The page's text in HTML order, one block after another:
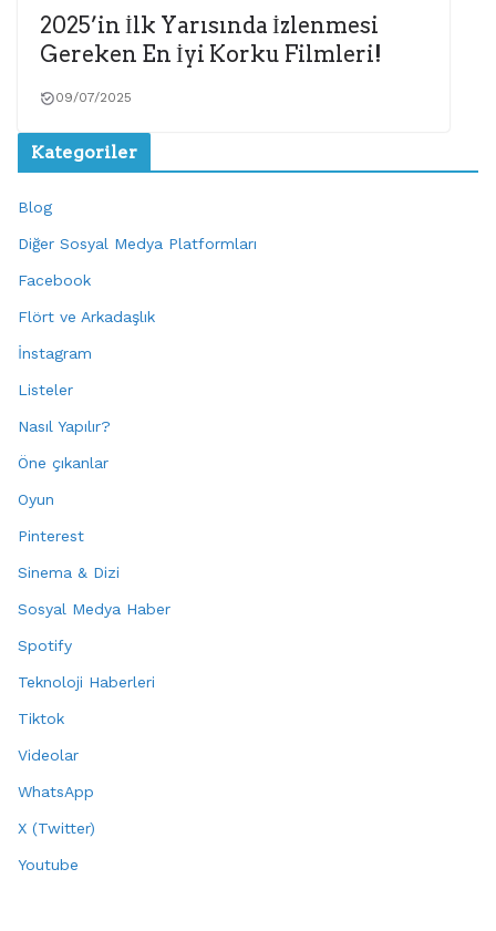
2025’in İlk Yarısında İzlenmesi
Gereken En İyi Korku Filmleri!
09/07/2025
Kategoriler
Blog
Diğer Sosyal Medya Platformları
Facebook
Flört ve Arkadaşlık
İnstagram
Listeler
Nasıl Yapılır?
Öne çıkanlar
Oyun
Pinterest
Sinema & Dizi
Sosyal Medya Haber
Spotify
Teknoloji Haberleri
Tiktok
Videolar
WhatsApp
X (Twitter)
Youtube